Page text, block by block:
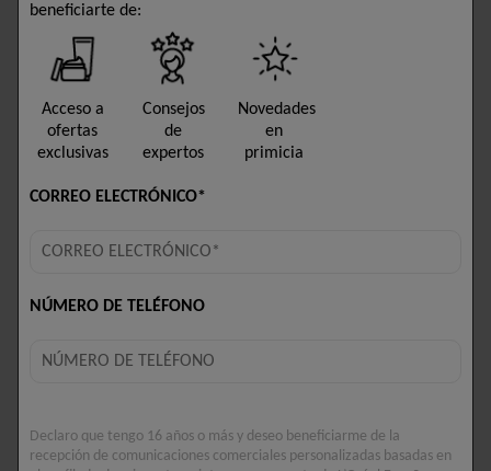
SIN SILICONA
SIN COLORANTES
HIPOALERGÉNICO
TESTADO BAJO CONTROL DERMATOLÓGICO Y APTO PARA
PIELES SENSIBLES
Esta crema nutritiva ayuda a reponer la barrera
horas*.
* Estudio clínico, 28 sujetos, 100H.
Fortalece la barrera de la piel y potencia la
beneficiarte de:
Acceso a
ofertas
exclusivas
Consejos
de
expertos
Novedades
en
primicia
CORREO ELECTRÓNICO*
NÚMERO DE TELÉFONO
Declaro que tengo 16 años o más y deseo beneficiarme de la
recepción de comunicaciones comerciales personalizadas basadas en